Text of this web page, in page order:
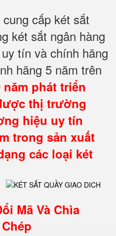
cấp két sắt
két sắt ngân hàng
tín và chính hãng
hãng 5 năm trên
năm phát triển
thị trường
hiệu uy tín
trong sản xuất
các loại két
Mã Và Chìa